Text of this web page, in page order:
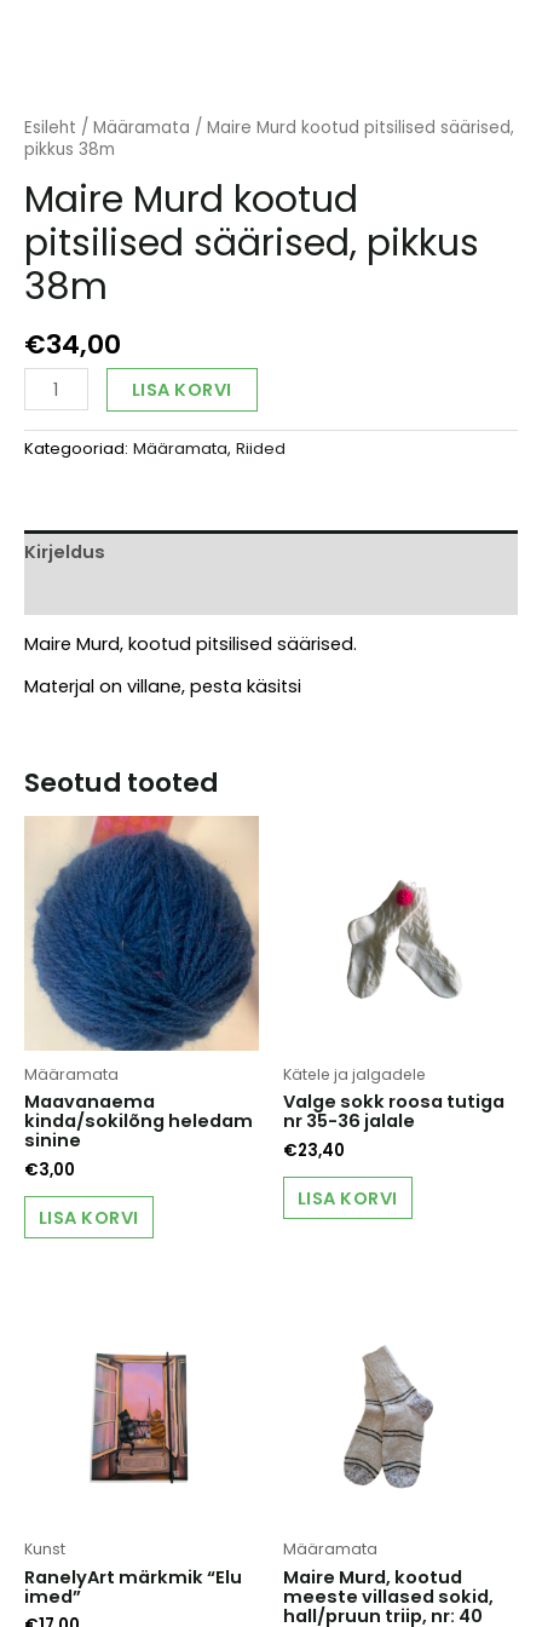
Esileht / Määramata / Maire Murd kootud pitsilised säärised,
pikkus 38m
Maire Murd kootud
pitsilised säärised, pikkus
38m
€34,00
Maire
Murd
kootud
pitsilised
38m
kogus
LISA KORVI
Alternative:
Kategooriad: Määramata, Riided
Kirjeldus
Maire Murd, kootud pitsilised säärised.
Materjal on villane, pesta käsitsi
Seotud tooted
Määramata
Maavanaema
kinda/sokilõng heledam
sinine
€3,00
LISA KORVI
Kätele ja jalgadele
Valge sokk roosa tutiga
nr 35-36 jalale
€23,40
LISA KORVI
Kunst
RanelyArt märkmik “Elu
imed”
Määramata
Maire Murd, kootud
meeste villased sokid,
hall/pruun triip, nr: 40